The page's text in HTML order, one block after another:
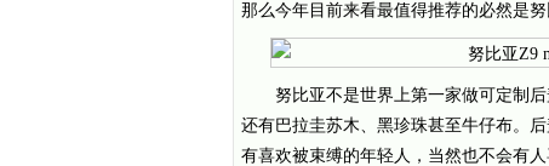
那么今年目前来看最值得推荐的必然是努
努比亚不是世界上第一家做可定制
还有巴拉圭苏木、黑珍珠甚至牛仔布。
有喜欢被束缚的年轻人，当然也不会有人